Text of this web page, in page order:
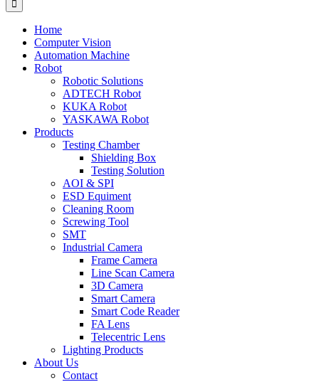
Home
Computer Vision
Automation Machine
Robot
Robotic Solutions
ADTECH Robot
KUKA Robot
YASKAWA Robot
Products
Testing Chamber
Shielding Box
Testing Solution
AOI & SPI
ESD Equiment
Cleaning Room
Screwing Tool
SMT
Industrial Camera
Frame Camera
Line Scan Camera
3D Camera
Smart Camera
Smart Code Reader
FA Lens
Telecentric Lens
Lighting Products
About Us
Contact